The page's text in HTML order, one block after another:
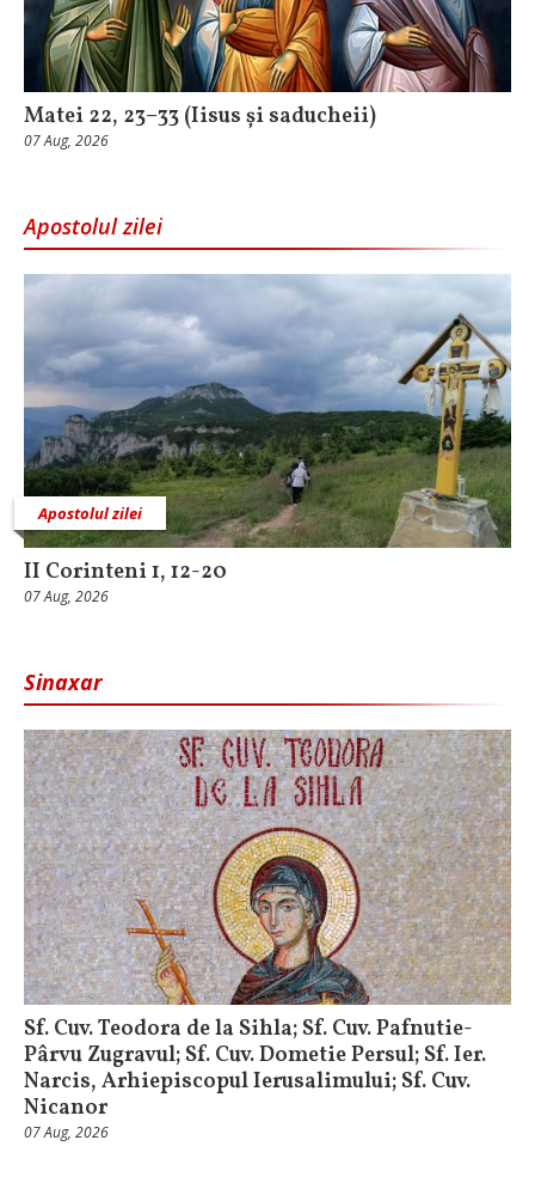
Matei 22, 23–33 (Iisus și saducheii)
07 Aug, 2026
Apostolul zilei
Apostolul zilei
II Corinteni 1, 12-20
07 Aug, 2026
Sinaxar
Sf. Cuv. Teodora de la Sihla; Sf. Cuv. Pafnutie-
Pârvu Zugravul; Sf. Cuv. Dometie Persul; Sf. Ier.
Narcis, Arhiepiscopul Ierusalimului; Sf. Cuv.
Nicanor
07 Aug, 2026